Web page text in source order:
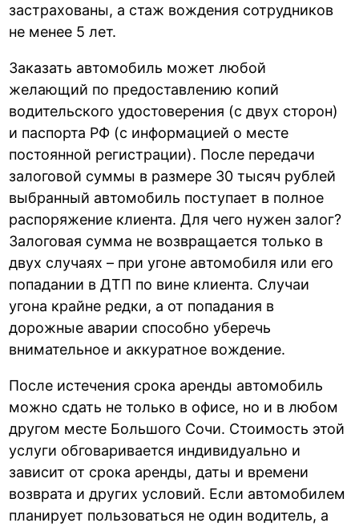
застрахованы, а стаж вождения сотрудников
не менее 5 лет.
Заказать автомобиль может любой
желающий по предоставлению копий
водительского удостоверения (с двух сторон)
и паспорта РФ (с информацией о месте
постоянной регистрации). После передачи
залоговой суммы в размере 30 тысяч рублей
выбранный автомобиль поступает в полное
распоряжение клиента. Для чего нужен залог?
Залоговая сумма не возвращается только в
двух случаях – при угоне автомобиля или его
попадании в ДТП по вине клиента. Случаи
угона крайне редки, а от попадания в
дорожные аварии способно уберечь
внимательное и аккуратное вождение.
После истечения срока аренды автомобиль
можно сдать не только в офисе, но и в любом
другом месте Большого Сочи. Стоимость этой
услуги обговаривается индивидуально и
зависит от срока аренды, даты и времени
возврата и других условий. Если автомобилем
планирует пользоваться не один водитель, а